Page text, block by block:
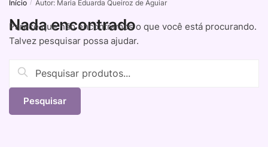
Início / Autor: Maria Eduarda Queiroz de Aguiar
Nada encontrado
Parece que não encontramos o que você está procurando.
Talvez pesquisar possa ajudar.